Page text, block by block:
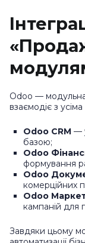
Odoo —
взаємодіє з
Odoo CRM —
базою;
Odoo
формування
Odoo
комерційних
Odoo
кампаній для
Завдяки цьому